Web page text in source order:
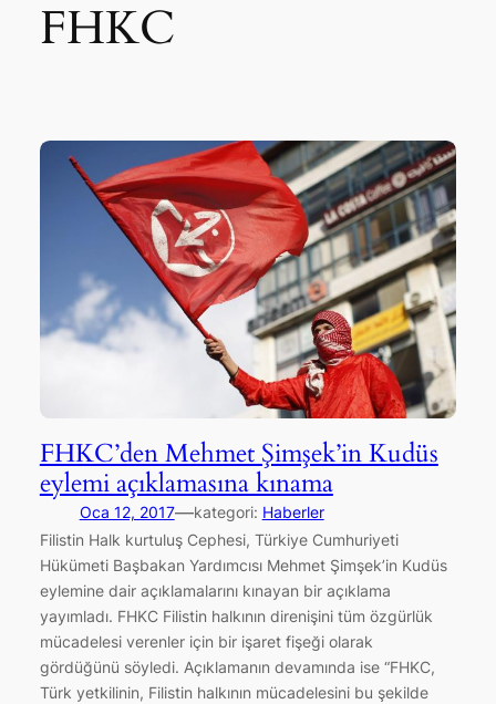
FHKC
FHKC’den Mehmet Şimşek’in Kudüs
eylemi açıklamasına kınama
Oca 12, 2017—kategori: Haberler
Filistin Halk kurtuluş Cephesi, Türkiye Cumhuriyeti
Hükümeti Başbakan Yardımcısı Mehmet Şimşek’in Kudüs
eylemine dair açıklamalarını kınayan bir açıklama
yayımladı. FHKC Filistin halkının direnişini tüm özgürlük
mücadelesi verenler için bir işaret fişeği olarak
gördüğünü söyledi. Açıklamanın devamında ise “FHKC,
Türk yetkilinin, Filistin halkının mücadelesini bu şekilde